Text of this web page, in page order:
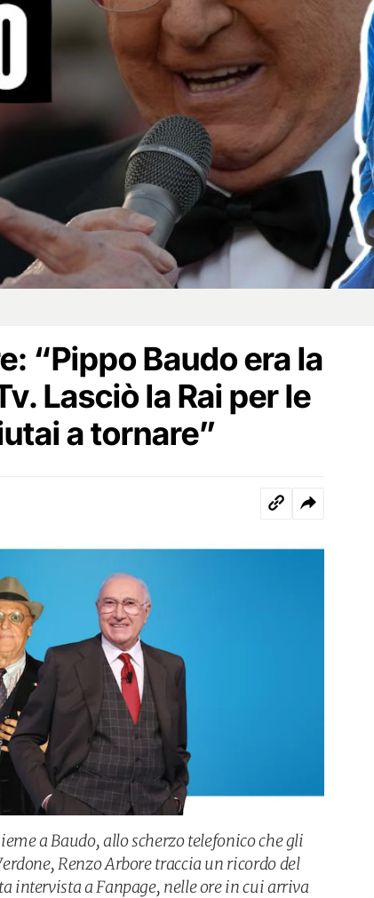
“Pippo Baudo era la
Lasciò la Rai per le
a tornare”
a Baudo, allo scherzo telefonico che gli
Renzo Arbore traccia un ricordo del
intervista a Fanpage, nelle ore in cui arriva